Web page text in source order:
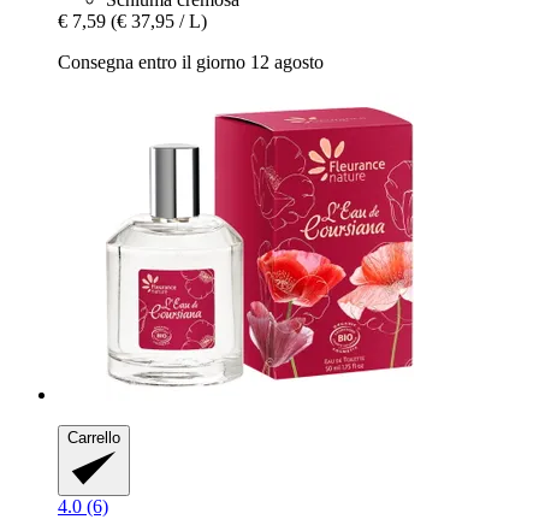
€ 7,59 (€ 37,95 / L)
Consegna entro il giorno 12 agosto
Carrello
4.0 (6)